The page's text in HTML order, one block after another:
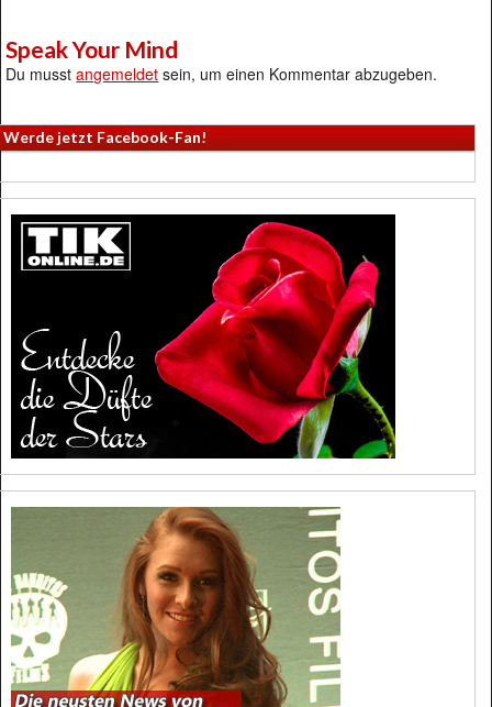
Speak Your Mind
Du musstangemeldet sein, um einen Kommentar abzugeben.
Werde jetzt Facebook-Fan!